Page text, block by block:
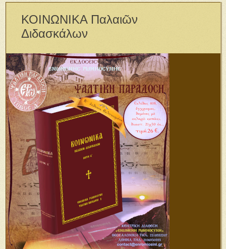
ΚΟΙΝΩΝΙΚΑ Παλαιῶν
Διδασκάλων